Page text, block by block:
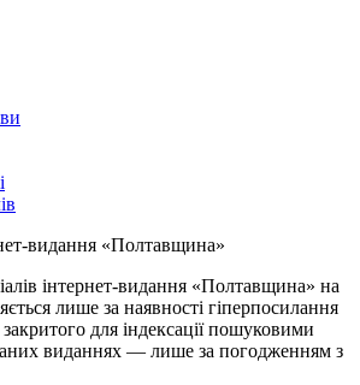
видання «Полтавщина»
інтернет-видання «Полтавщина» на
лише за наявності гіперпосилання
для індексації пошуковими
виданнях — лише за погодженням з